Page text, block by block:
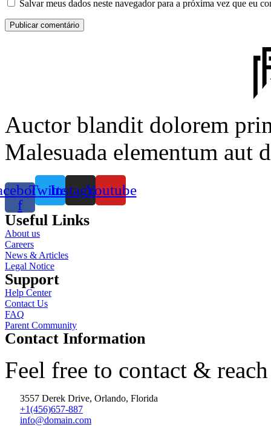
Salvar meus dados neste navegador para a próxima vez que eu
Auctor blandit dolorem
Malesuada elementum aut
f
TwitterInstagramYoutube
Useful Links
About us
Careers
News & Articles
Legal Notice
Support
Help Center
Contact Us
FAQ
Parent Community
Contact Information
Feel free to contact &
3557 Derek Drive, Orlando, Florida
+1(456)657-887
info@domain.com